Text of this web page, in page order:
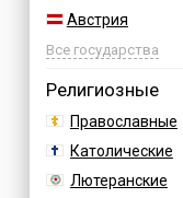
Австрия
Азербайджан
Все государства
Религиозные
Православные
Католические
Лютеранские